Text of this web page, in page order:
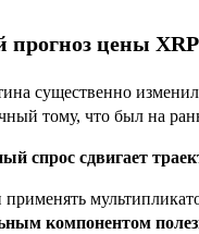
прогноз цены
существенно
тому, что был на
спрос сдвигает
компонентом